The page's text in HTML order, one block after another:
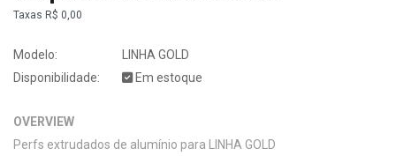
Taxas R$ 0,00
Modelo:
LINHA GOLD
Disponibilidade:
Em estoque
OVERVIEW
Perfs extrudados de alumínio para LINHA GOLD